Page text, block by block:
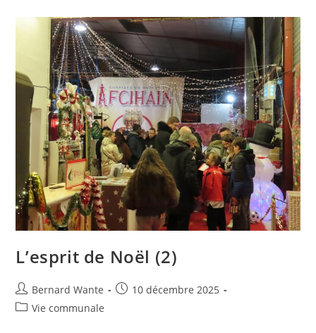
L’esprit de Noël (2)
Bernard Wante
10 décembre 2025
Vie communale